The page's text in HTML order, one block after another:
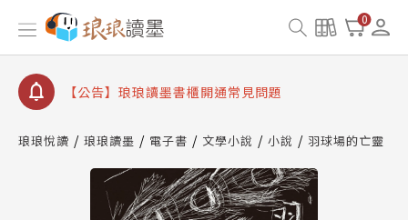
0
【公告】因 Readmoo 讀墨系統維護中，本站同步暫
停部分閱讀服務
【公告】琅琅讀墨數位閱讀資產合併與書櫃開通申請
【公告】琅琅讀墨書櫃開通常見問題
請圖文教學
查詢
【公告】因 Readmoo 讀墨系統維護中，本站同步暫
停部分閱讀服務
琅琅悅讀 琅琅讀墨 電子書 文學小說 小說 羽球場的亡靈